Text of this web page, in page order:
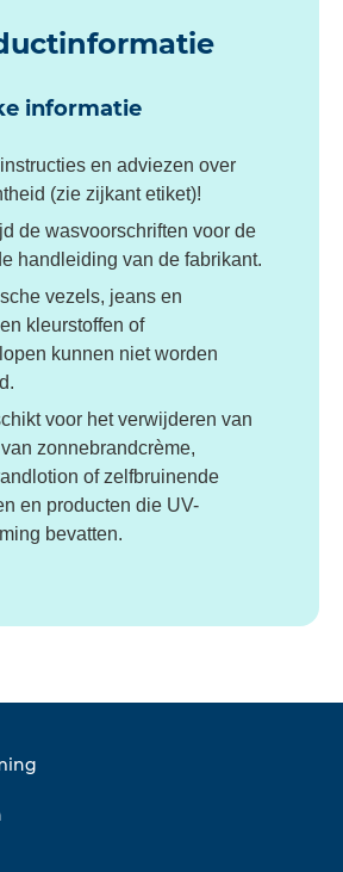
informatie
en adviezen over
(zie zijkant etiket)!
de wasvoorschriften voor de
handleiding van de fabrikant.
vezels, jeans en
kleurstoffen of
kunnen niet worden
voor het verwijderen van
zonnebrandcrème,
of zelfbruinende
en producten die UV-
bevatten.